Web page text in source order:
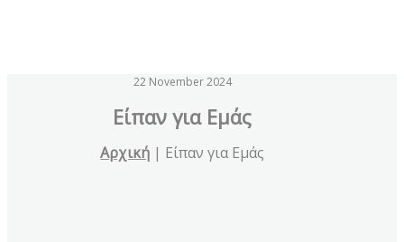
22 November 2024
Eίπαν για Εμάς
Αρχική | Eίπαν για Εμάς